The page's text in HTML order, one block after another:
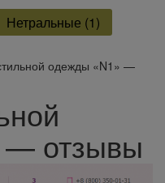
Нетральные (1)
одежды «N1» —
отзывы